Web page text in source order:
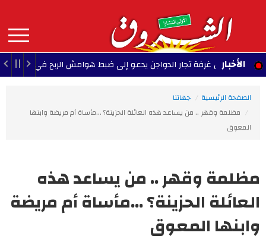
contenu
principal
MAIN
NAVIGATION الأخبار
رئيس غرفة تجار الدواجن يدعو إلى ضبط هوامش الربح في أقرب الآجال
الصفحة الرئيسية
جهاتنا
مظلمة وقهر .. من يساعد هذه العائلة الحزينة؟ ...مأساة أم مريضة وابنها
المعوق
مظلمة وقهر .. من يساعد هذه
العائلة الحزينة؟ ...مأساة أم مريضة
وابنها المعوق